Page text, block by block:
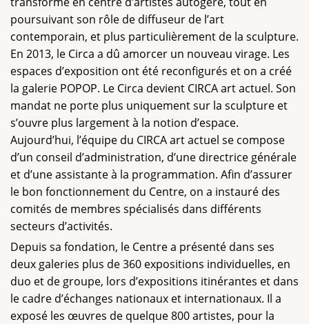
poursuivant son rôle de diffuseur de l’art
contemporain, et plus particulièrement de la sculpture.
En 2013, le Circa a dû amorcer un nouveau virage. Les
espaces d’exposition ont été reconfigurés et on a créé
la galerie POPOP. Le Circa devient CIRCA art actuel. Son
mandat ne porte plus uniquement sur la sculpture et
s’ouvre plus largement à la notion d’espace.
Aujourd’hui, l’équipe du CIRCA art actuel se compose
d’un conseil d’administration, d’une directrice générale
et d’une assistante à la programmation. Afin d’assurer
le bon fonctionnement du Centre, on a instauré des
comités de membres spécialisés dans différents
secteurs d’activités.
Depuis sa fondation, le Centre a présenté dans ses
deux galeries plus de 360 expositions individuelles, en
duo et de groupe, lors d’expositions itinérantes et dans
le cadre d’échanges nationaux et internationaux. Il a
exposé les œuvres de quelque 800 artistes, pour la